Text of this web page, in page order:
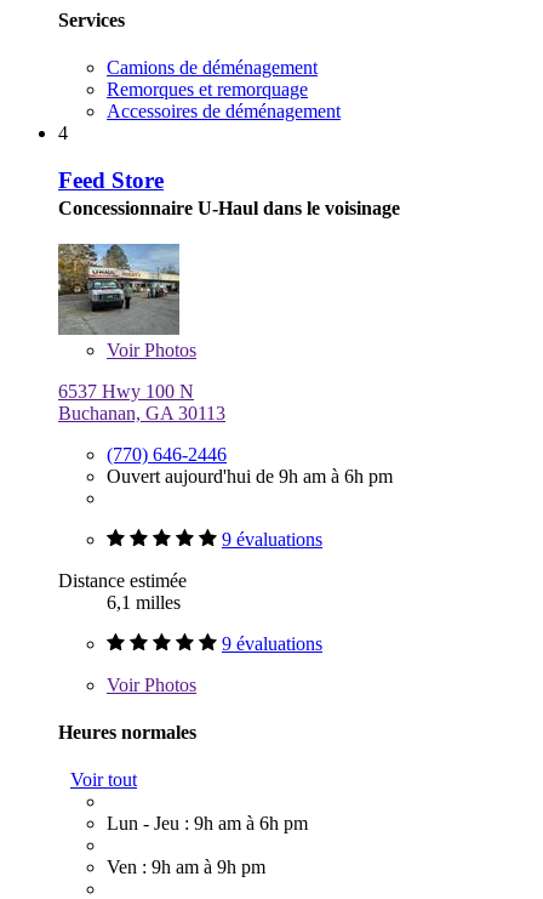
Services
Camions de déménagement
Remorques et remorquage
Accessoires de déménagement
4
Feed Store
Concessionnaire U-Haul dans le voisinage
VoirPhotos
6537 Hwy 100 N
Buchanan, GA 30113
(770) 646-2446
Ouvert aujourd'hui de 9h am à 6h pm
9 évaluations
Distance estimée
6,1 milles
9 évaluations
VoirPhotos
Heures normales
Voir tout
Lun - Jeu : 9h am à 6h pm
Ven : 9h am à 9h pm